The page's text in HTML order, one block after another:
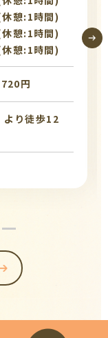
憩:1時間)
憩:1時間)
憩:1時間)
円
より徒歩12